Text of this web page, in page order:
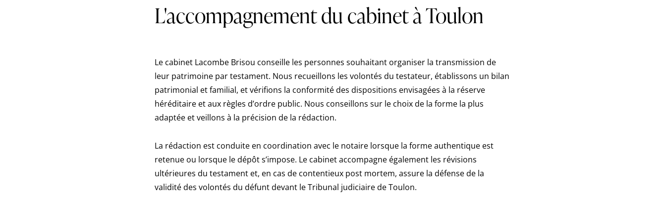
L'accompagnement du cabinet à Toulon
Le cabinet Lacombe Brisou conseille les personnes souhaitant organiser la transmission de
leur patrimoine par testament. Nous recueillons les volontés du testateur, établissons un bilan
patrimonial et familial, et vérifions la conformité des dispositions envisagées à la réserve
héréditaire et aux règles d’ordre public. Nous conseillons sur le choix de la forme la plus
adaptée et veillons à la précision de la rédaction.
La rédaction est conduite en coordination avec le notaire lorsque la forme authentique est
retenue ou lorsque le dépôt s’impose. Le cabinet accompagne également les révisions
ultérieures du testament et, en cas de contentieux post mortem, assure la défense de la
validité des volontés du défunt devant le Tribunal judiciaire de Toulon.